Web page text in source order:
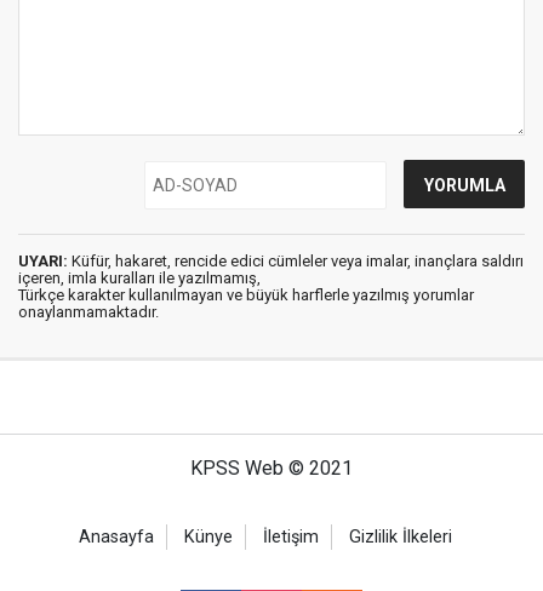
UYARI: Küfür, hakaret, rencide edici cümleler veya imalar, inançlara saldırı
içeren, imla kuralları ile yazılmamış,
Türkçe karakter kullanılmayan ve büyük harflerle yazılmış yorumlar
onaylanmamaktadır.
KPSS Web © 2021
Anasayfa Künye İletişim Gizlilik İlkeleri